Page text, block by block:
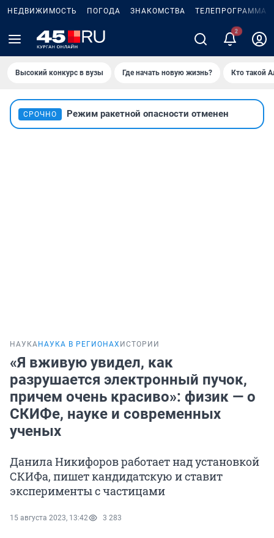
НЕДВИЖИМОСТЬ ПОГОДА ЗНАКОМСТВА ТЕЛЕПРОГРАММА
Высокий конкурс в вузы Где начать новую жизнь? Кто такой
СРОЧНО Режим ракетной опасности отменен
НАУКА НАУКА В РЕГИОНАХ ИСТОРИИ
«Я вживую увидел, как
разрушается электронный пучок,
причем очень красиво»: физик — о
СКИФе, науке и современных
ученых
Данила Никифоров работает над установкой
СКИФа, пишет кандидатскую и ставит
эксперименты с частицами
15 августа 2023, 13:42 3 283